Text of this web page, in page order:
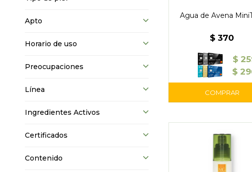
Agua de Avena
$ 370
$
$
Apto
Horario de uso
Preocupaciones
Línea
Ingredientes Activos
Certificados
Contenido